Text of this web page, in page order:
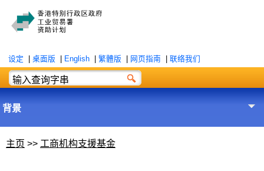
设定 桌面版 English 繁體版 网页指南 联络我们
背景
主页 >> 工商机构支援基金